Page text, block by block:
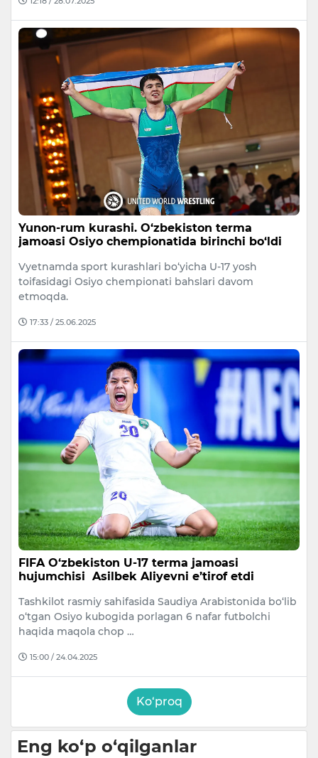
Yunon-rum kurashi. O‘zbekiston terma
jamoasi Osiyo chempionatida birinchi bo‘ldi
Vyetnamda sport kurashlari bo‘yicha U-17 yosh
toifasidagi Osiyo chempionati bahslari davom
etmoqda.
17:33 / 25.06.2025
FIFA O‘zbekiston U-17 terma jamoasi
hujumchisi Asilbek Aliyevni e’tirof etdi
Tashkilot rasmiy sahifasida Saudiya Arabistonida bo‘lib
o‘tgan Osiyo kubogida porlagan 6 nafar futbolchi
haqida maqola chop …
15:00 / 24.04.2025
Ko‘proq
Eng ko‘p o‘qilganlar